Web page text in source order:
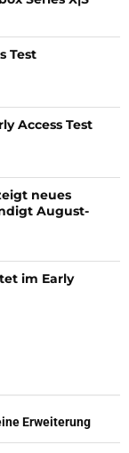
Test
Access Test
neues
August-
im Early
Erweiterung